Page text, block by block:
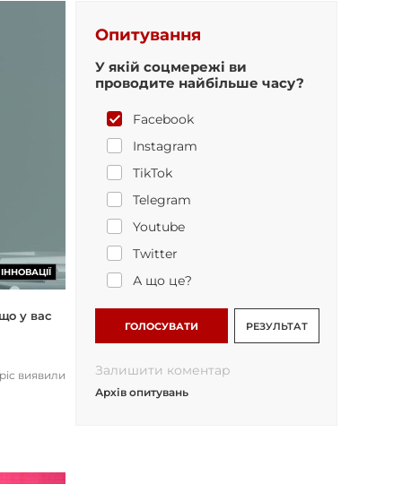
ІННОВАЦІЇ
у вас
виявили
Опитування
У якій соцмережі ви
проводите найбільше часу?
Facebook
Instagram
TikTok
Telegram
Youtube
Twitter
А що це?
ГОЛОСУВАТИ РЕЗУЛЬТАТ
Залишити коментар
Архів опитувань